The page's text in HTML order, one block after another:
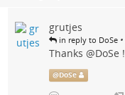
grutjes
in reply to DoSe •
Thanks @DoSe !
@DoSe